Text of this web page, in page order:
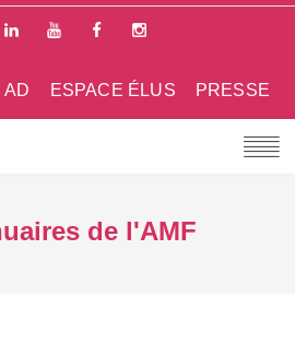
PRESSE
ESPACE ÉLUS
AD
de l'AMF